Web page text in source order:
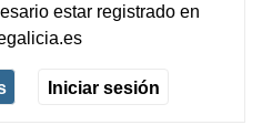
estar registradoen
Iniciar sesión